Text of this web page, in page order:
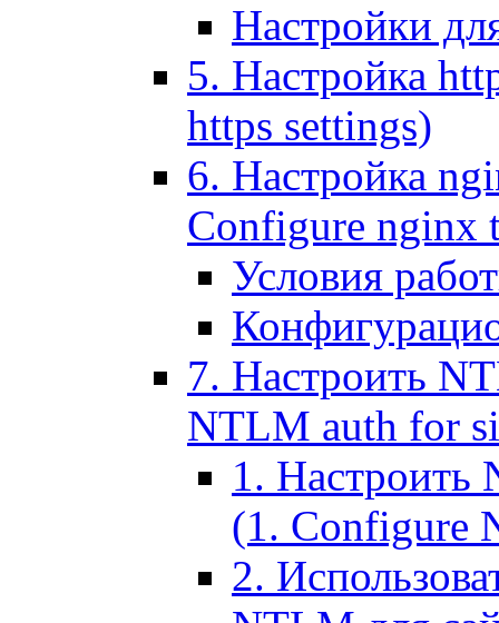
Настройки
5. Настройка
https settings)
6. Настройка
Configure nginx
Условия
7. Настроить
NTLM auth for
1. Настроить
(1. Configure
2.